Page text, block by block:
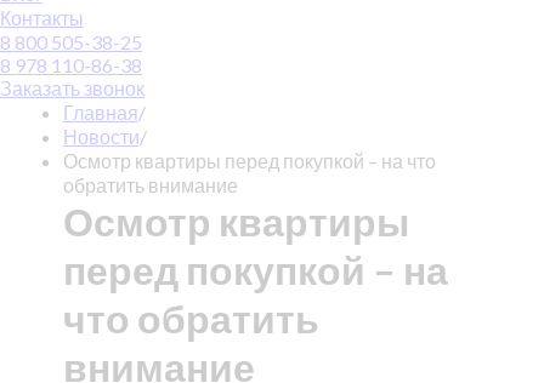
Контакты
8 800 505-38-25
8 978 110-86-38
Заказать звонок
Главная/
Новости/
Осмотр квартиры перед покупкой – на что
обратить внимание
Осмотр квартиры
перед покупкой – на
что обратить
внимание